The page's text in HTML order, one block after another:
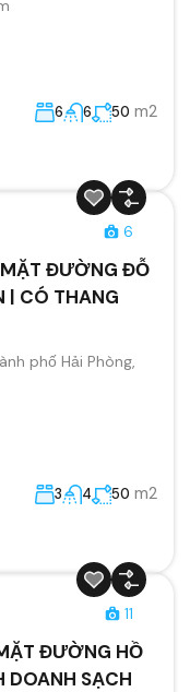
6 6 50 m2
6
ĐƯỜNG ĐỖ
| CÓ THANG
phố Hải Phòng,
3 4 50 m2
11
ĐƯỜNG HỒ
DOANH SẠCH